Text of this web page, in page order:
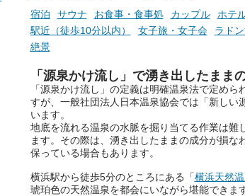
───
提供元：万葉倶楽部株式会社
【PR】
この記事は万葉倶楽部株式会社
宿泊 サウナ お食事・食事処 カップル ホテ
駅近（徒歩10分以内）
女子旅・女子会 ラド
絶景
「源泉かけ流し」で湧き出したまま
「源泉かけ流し」の定義は明確温泉法で定め
すが、一般社団法人日本温泉協会では「新し
います。
地底を流れる温泉の水脈を掘り当てる作業は難
ます。その際は、湧き出したままの成分が損
保っている場合もあります。
横浜駅から徒歩5分のところにある「横浜天然
琥珀色の天然温泉を都会にいながら堪能できます